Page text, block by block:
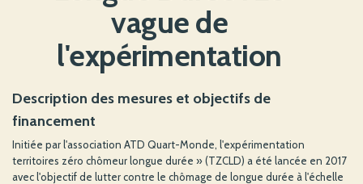
vague de
l'expérimentation
Description des mesures et objectifs de
financement
Initiée par l'association ATD Quart-Monde, l'expérimentation
territoires zéro chômeur longue durée » (TZCLD) a été lancée en 2017
avec l'objectif de lutter contre le chômage de longue durée à l'échelle